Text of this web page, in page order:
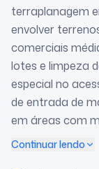
terraplanagem
envolver
comerciais
lotes e limpeza
especial no
de entrada de
em áreas com
Continuar lendo